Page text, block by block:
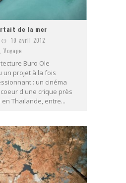
de la mer
10 avril 2012
, Voyage
Buro Ole
un projet à la fois
: un cinéma
d'une crique près
en Thaïlande, entre...